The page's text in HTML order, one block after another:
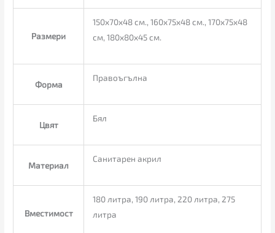
Размери
150x70x48 см., 160x75x48 см., 170x75x48
см, 180x80x45 см.
Форма
Правоъгълна
Цвят
Бял
Материал
Санитарен акрил
Вместимост
180 литра, 190 литра, 220 литра, 275
литра